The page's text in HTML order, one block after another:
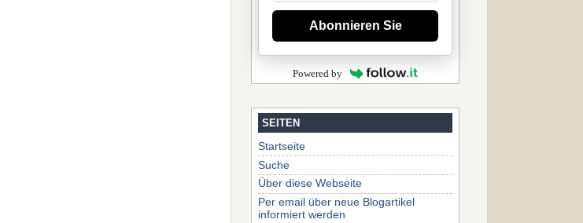
Abonnieren Sie
Powered by
SEITEN
Startseite
Suche
Über diese Webseite
Per email über neue Blogartikel
informiert werden